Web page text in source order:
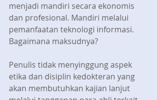
menjadi mandiri secara ekonomis
dan profesional. Mandiri melalui
pemanfaatan teknologi informasi.
Bagaimana maksudnya?
Penulis tidak menyinggung aspek
etika dan disiplin kedokteran yang
akan membutuhkan kajian lanjut